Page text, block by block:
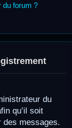
du forum ?
du
qu’il soit
des messages.